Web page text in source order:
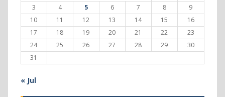
3
4 5 6 7 8
9
10
11 12 13 14 15
16
17
18 19 20 21 22
23
24
25 26 27 28 29
30
31
« Jul